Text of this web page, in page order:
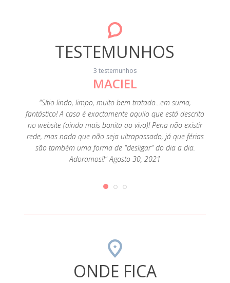
TESTEMUNHOS
3 testemunhos
MACIEL
"Sítio lindo, limpo, muito bem tratado...em suma,
fantástico! A casa é exactamente aquilo que está descrito
no website (ainda mais bonita ao vivo)! Pena não existir
rede, mas nada que não seja ultrapassado, já que férias
são também uma forma de "desligar" do dia a dia.
Adoramos!!" Agosto 30, 2021
ONDE FICA